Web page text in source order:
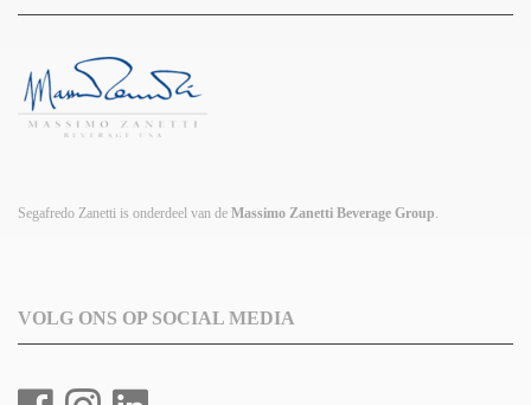
Segafredo Zanetti is onderdeel van de Massimo Zanetti Beverage Group
VOLG ONS OP SOCIAL MEDIA